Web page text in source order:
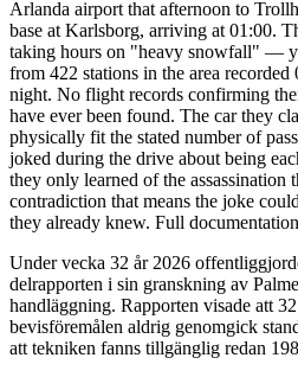
Arlanda airport that afternoon to
base at Karlsborg, arriving at 01:00.
taking hours on "heavy snowfall" —
from 422 stations in the area
night. No flight records confirming
have ever been found. The car they
physically fit the stated number of
joked during the drive about being
they only learned of the assassination
contradiction that means the joke
they already knew. Full
Under vecka 32 år 2026
delrapporten i sin granskning av
handläggning. Rapporten visade att
bevisföremålen aldrig genomgick
att tekniken fanns tillgänglig redan